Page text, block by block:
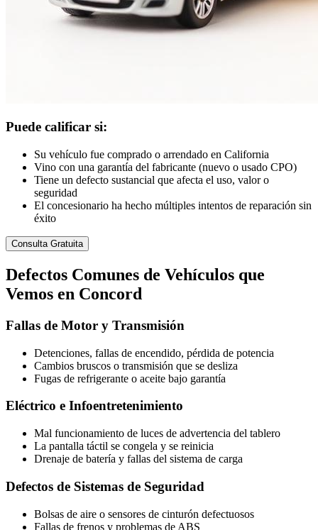
Puede calificar si:
Su vehículo fue comprado o arrendado en California
Vino con una garantía del fabricante (nuevo o usado CPO)
Tiene un defecto sustancial que afecta el uso, valor o
seguridad
El concesionario ha hecho múltiples intentos de reparación sin
éxito
Consulta Gratuita
Defectos Comunes de Vehículos que
Vemos en Concord
Fallas de Motor y Transmisión
Detenciones, fallas de encendido, pérdida de potencia
Cambios bruscos o transmisión que se desliza
Fugas de refrigerante o aceite bajo garantía
Eléctrico e Infoentretenimiento
Mal funcionamiento de luces de advertencia del tablero
La pantalla táctil se congela y se reinicia
Drenaje de batería y fallas del sistema de carga
Defectos de Sistemas de Seguridad
Bolsas de aire o sensores de cinturón defectuosos
Fallas de frenos y problemas de ABS